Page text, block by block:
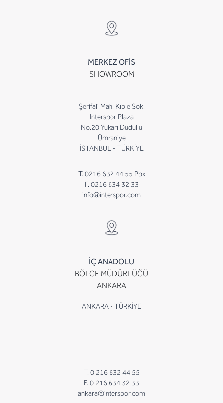
MERKEZ OFİS
SHOWROOM
Şerifali Mah. Kıble Sok.
Interspor Plaza
No.20 Yukarı Dudullu
Ümraniye
İSTANBUL - TÜRKİYE
T. 0216 632 44 55 Pbx
F. 0216 634 32 33
info@interspor.com
İÇ ANADOLU
BÖLGE MÜDÜRLÜĞÜ
ANKARA
ANKARA - TÜRKİYE
T. 0 216 632 44 55
F. 0 216 634 32 33
ankara@interspor.com